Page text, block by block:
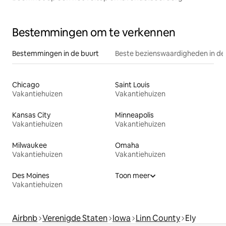
Bestemmingen om te verkennen
Bestemmingen in de buurt Beste bezienswaardigheden in
Chicago
Vakantiehuizen
Saint Louis
Vakantiehuizen
Kansas City
Vakantiehuizen
Minneapolis
Vakantiehuizen
Milwaukee
Vakantiehuizen
Omaha
Vakantiehuizen
Des Moines
Vakantiehuizen
Toon meer
Airbnb Verenigde Staten Iowa Linn County Ely